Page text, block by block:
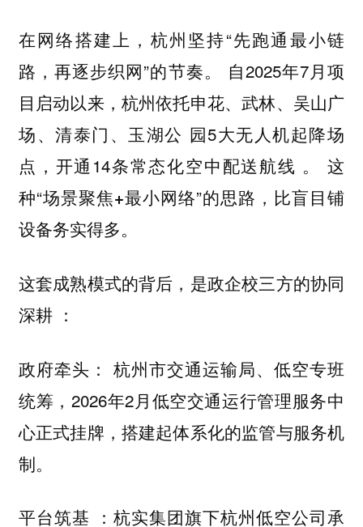
在网络搭建上，杭州坚持“先跑通最小链
路，再逐步织网”的节奏。 自2025年7月项
目启动以来，杭州依托申花、武林、吴山广
场、清泰门、玉湖公 园5大无人机起降场
点，开通14条常态化空中配送航线 。 这
种“场景聚焦+最小网络”的思路，比盲目铺
设备务实得多。
这套成熟模式的背后，是政企校三方的协同
深耕：
政府牵头 ： 杭州市交通运输局、低空专班
统筹，2026年2月低空交通运行管理服务中
心正式挂牌，搭建起体系化的监管与服务机
制。
平台筑基 ：杭实集团旗下杭州低空公司承